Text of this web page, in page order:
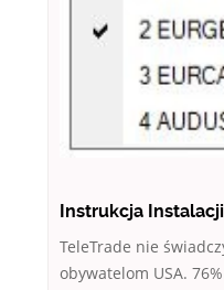
Instrukcja
TeleTrade nie
obywatelom USA.